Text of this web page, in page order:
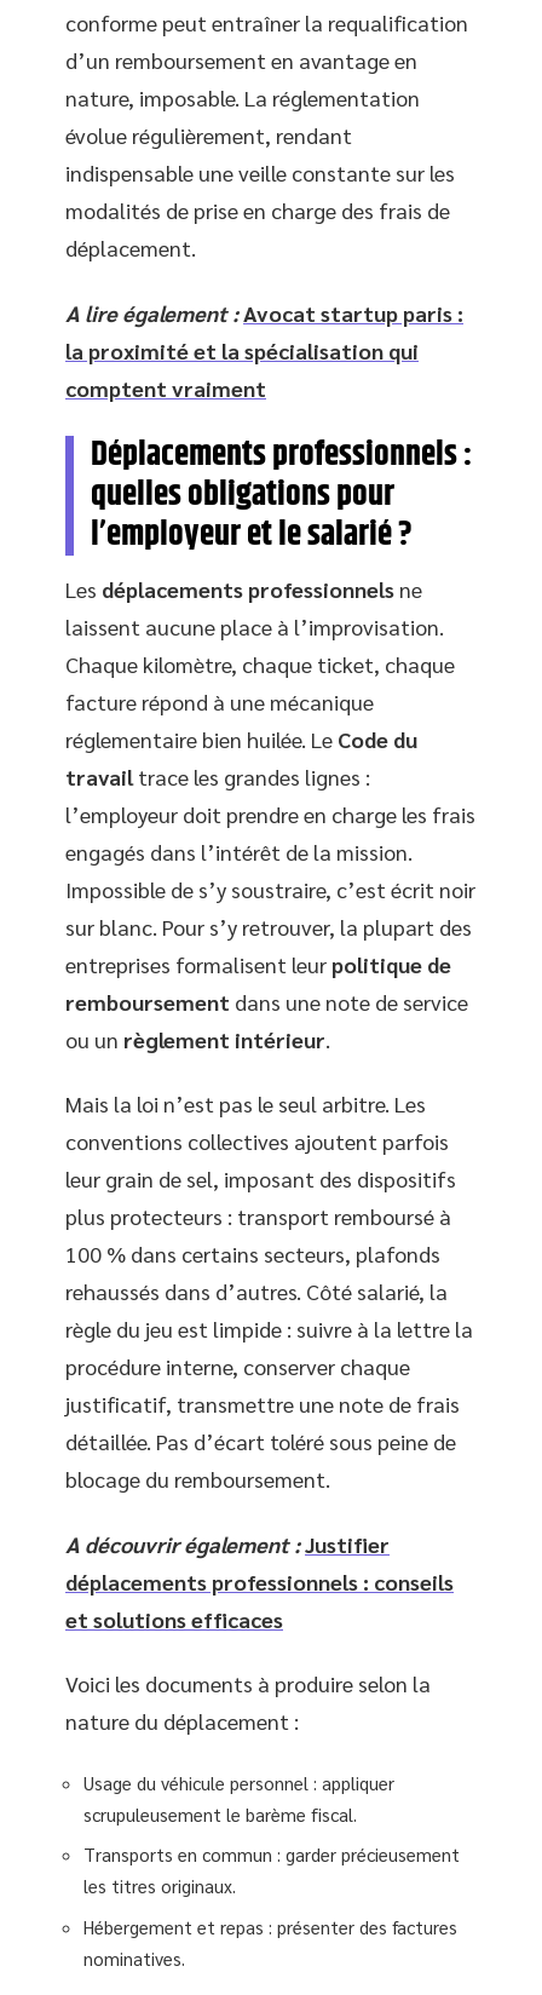
conforme peut entraîner la requalification
d’un remboursement en avantage en
nature, imposable. La réglementation
évolue régulièrement, rendant
indispensable une veille constante sur les
modalités de prise en charge des frais de
déplacement.
A lire également : Avocat startup paris :
la proximité et la spécialisation qui
comptent vraiment
Déplacements professionnels :
quelles obligations pour
l’employeur et le salarié ?
Les déplacements professionnels ne
laissent aucune place à l’improvisation.
Chaque kilomètre, chaque ticket, chaque
facture répond à une mécanique
réglementaire bien huilée. Le Code du
travail trace les grandes lignes :
l’employeur doit prendre en charge les frais
engagés dans l’intérêt de la mission.
Impossible de s’y soustraire, c’est écrit noir
sur blanc. Pour s’y retrouver, la plupart des
entreprises formalisent leur politique de
remboursement dans une note de service
ou un règlement intérieur
Mais la loi n’est pas le seul arbitre. Les
conventions collectives ajoutent parfois
leur grain de sel, imposant des dispositifs
plus protecteurs : transport remboursé à
100 % dans certains secteurs, plafonds
rehaussés dans d’autres. Côté salarié, la
règle du jeu est limpide : suivre à la lettre la
procédure interne, conserver chaque
justificatif, transmettre une note de frais
détaillée. Pas d’écart toléré sous peine de
blocage du remboursement.
A découvrir également :Justifier
déplacements professionnels : conseils
et solutions efficaces
Voici les documents à produire selon la
nature du déplacement :
Usage du véhicule personnel : appliquer
scrupuleusement le barème fiscal.
Transports en commun : garder précieusement
les titres originaux.
Hébergement et repas : présenter des factures
nominatives.